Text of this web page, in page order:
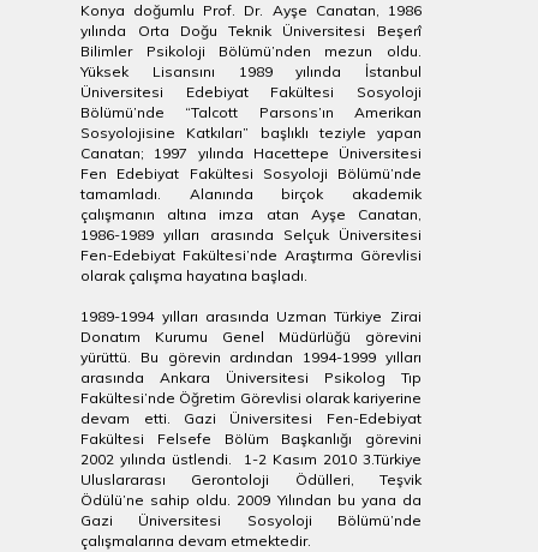
Konya doğumlu Prof. Dr. Ayşe Canatan, 1986
yılında Orta Doğu Teknik Üniversitesi Beşerî
Bilimler Psikoloji Bölümü’nden mezun oldu.
Yüksek Lisansını 1989 yılında İstanbul
Üniversitesi Edebiyat Fakültesi Sosyoloji
Bölümü’nde “Talcott Parsons’ın Amerikan
Sosyolojisine Katkıları” başlıklı teziyle yapan
Canatan; 1997 yılında Hacettepe Üniversitesi
Fen Edebiyat Fakültesi Sosyoloji Bölümü’nde
tamamladı. Alanında birçok akademik
çalışmanın altına imza atan Ayşe Canatan,
1986-1989 yılları arasında Selçuk Üniversitesi
Fen-Edebiyat Fakültesi’nde Araştırma Görevlisi
olarak çalışma hayatına başladı.
1989-1994 yılları arasında Uzman Türkiye Zirai
Donatım Kurumu Genel Müdürlüğü görevini
yürüttü. Bu görevin ardından 1994-1999 yılları
arasında Ankara Üniversitesi Psikolog Tıp
Fakültesi’nde Öğretim Görevlisi olarak kariyerine
devam etti. Gazi Üniversitesi Fen-Edebiyat
Fakültesi Felsefe Bölüm Başkanlığı görevini
2002 yılında üstlendi. 1-2 Kasım 2010 3.Türkiye
Uluslararası Gerontoloji Ödülleri, Teşvik
Ödülü’ne sahip oldu. 2009 Yılından bu yana da
Gazi Üniversitesi Sosyoloji Bölümü’nde
çalışmalarına devam etmektedir.